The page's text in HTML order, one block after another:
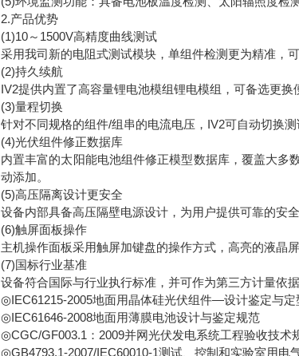
2.产品优势
(1)10～1500V⾼精度曲线测试
采⽤我司新的电阻式测试模块，单组件检测更为精准，
(2)持久续航
IV2提供内置了⾼容量锂电池模组锂电模组，可备选更换
(3)量程切换
针对不同规格的组件/组串的电流电压，IV2可⾃动切换
(4)光伏组件修正数据库
内置丰富的太阳能电池组件修正模型数据库，覆盖⼤
动添加。
(5)⾼压隔离设计更安全
设备内部具备⾼压隔壁电源设计，为⽤户提供可靠的安
(6)触屏⾯板操作
主机操作⾯板采⽤触屏加键盘的操作⽅式，⾼亮的液晶
(7)国标⾏业基准
设备符合国际与⾏业执⾏标准，并可作为第三⽅计量依据
◎IEC61215-2005地⾯⽤晶体硅光伏组件—设计鉴定与定
◎IEC61646-2008地⾯⽤薄膜电池设计与鉴定规范
◎CGC/GF003.1：2009并⽹光伏发电系统⼯程验收技术
◎GB4793.1-2007/IEC60010-1测试、控制和实验室⽤电